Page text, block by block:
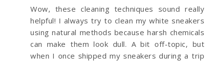
Wow, these cleaning techniques sound really
helpful! I always try to clean my white sneakers
using natural methods because harsh chemicals
can make them look dull. A bit off-topic, but
when I once shipped my sneakers during a trip